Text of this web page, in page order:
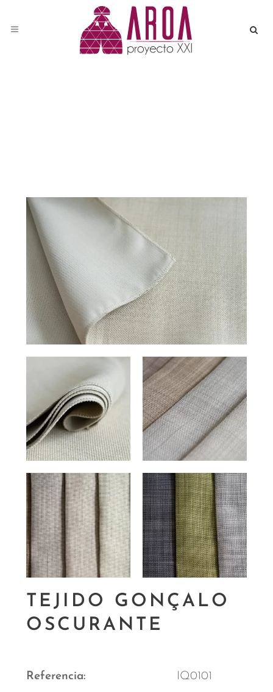
TEJIDO GONÇALO
OSCURANTE
Referencia IQ0101